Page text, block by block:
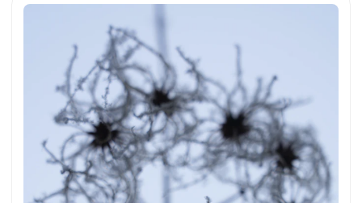
runterladen. Hier geht es zum Foto